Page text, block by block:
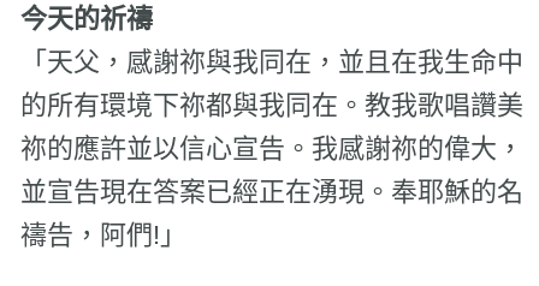
今天的祈禱
「天父，感謝祢與我同在，並且在我生命中
的所有環境下祢都與我同在。教我歌唱讚美
祢的應許並以信心宣告。我感謝祢的偉大，
並宣告現在答案已經正在湧現。奉耶穌的名
禱告，阿們!」